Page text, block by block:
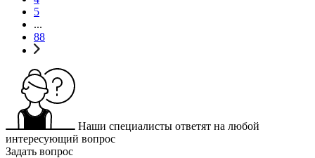
5
...
88
Наши специалисты ответят на любой
интересующий вопрос
Задать вопрос